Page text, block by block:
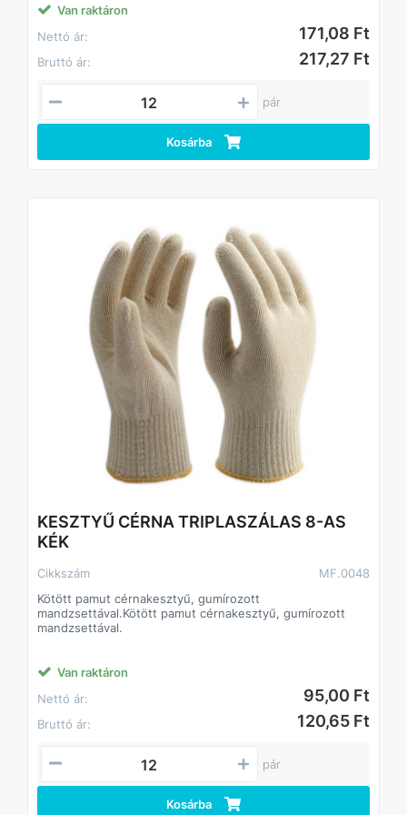
Van raktáron
Nettó ár:
171,08 Ft
Bruttó ár: 217,27 Ft
pár
Kosárba
KESZTYŰ CÉRNA TRIPLASZÁLAS 8-AS
KÉK
Cikkszám
MF.0048
Kötött pamut cérnakesztyű, gumírozott
mandzsettával.Kötött pamut cérnakesztyű, gumírozott
mandzsettával.
Van raktáron
Nettó ár:
95,00 Ft
Bruttó ár: 120,65 Ft
pár
Kosárba